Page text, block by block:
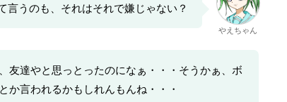
言うのも、それはそれで嫌じゃない？
やえちゃん
友達やと思っとったのになぁ・・・そうかぁ、ボ
か言われるかもしれんもんね・・・